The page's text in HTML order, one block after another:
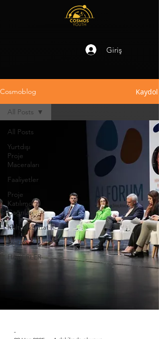
Giriş
Cosmoblog Kaydol
All Posts
Yurtdışı
Proje
Maceraları
Faaliyetler
Proje
Katılımcı
Çağrıları
Kültür&Sanat
Eğitim
HABERLER
All Posts